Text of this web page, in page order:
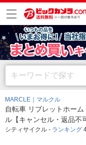
MARCLE｜マルクル
自転車 リブレットホー
ル【キャンセル・返品不
シティサイクル - ランキング